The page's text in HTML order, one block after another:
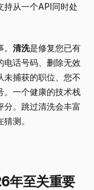
持从一个API同时处
清洗是修复您已有
电话号码、删除无效
未捕获的职位、您不
。一个健康的技术栈
分。跳过清洗会丰富
测。
年至关重要